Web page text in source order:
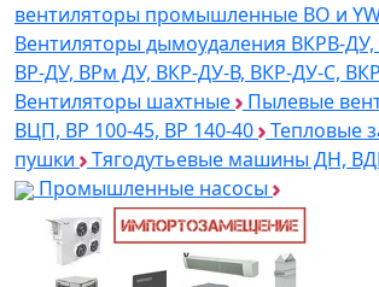
вентиляторы промышленные ВО и
Вентиляторы дымоудаления ВКРВ-
ВР-ДУ, ВРм ДУ, ВКР-ДУ-В, ВКР-ДУ-С,
Вентиляторы шахтные
Пылевые
ВЦП, ВР 100-45, ВР 140-40
Тепловые
пушки
Тягодутьевые машины ДН,
Промышленные насосы